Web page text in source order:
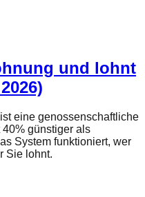
und lohnt
eine genossenschaftliche
günstiger als
System funktioniert, wer
Sie lohnt.